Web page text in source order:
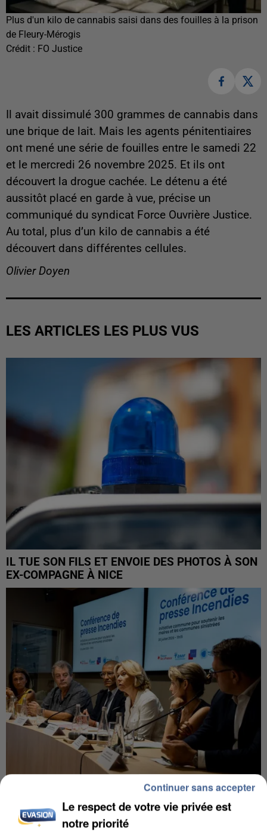
Plus d'un kilo de cannabis saisi dans des fouilles à la prison
de Fleury-Mérogis
Crédit : FO Justice
Il avait dissimulé 300 grammes de cannabis dans
une brique de lait. Mais les agents pénitentiaires
ont mené une série de fouilles entre le samedi 22
et le mercredi 26 novembre 2025. Et ils ont
découvert la drogue cachée. Le détenu a été
aussitôt placé en garde à vue, précise un
communiqué du syndicat Force Ouvrière Justice.
Au total, plus d’un kilo de cannabis a été
découvert dans différentes cellules.
Olivier Doyen
LES ARTICLES LES PLUS VUS
IL TUE SON FILS ET ENVOIE DES PHOTOS À SON
EX-COMPAGNE À NICE
INCENDIES : L’ÎLE-DE-FRANCE LANCE UN ÉLAN
DE SOLIDARITÉ AVEC LES...
Le respect de votre vie privée est
notre priorité
Continuer sans accepter